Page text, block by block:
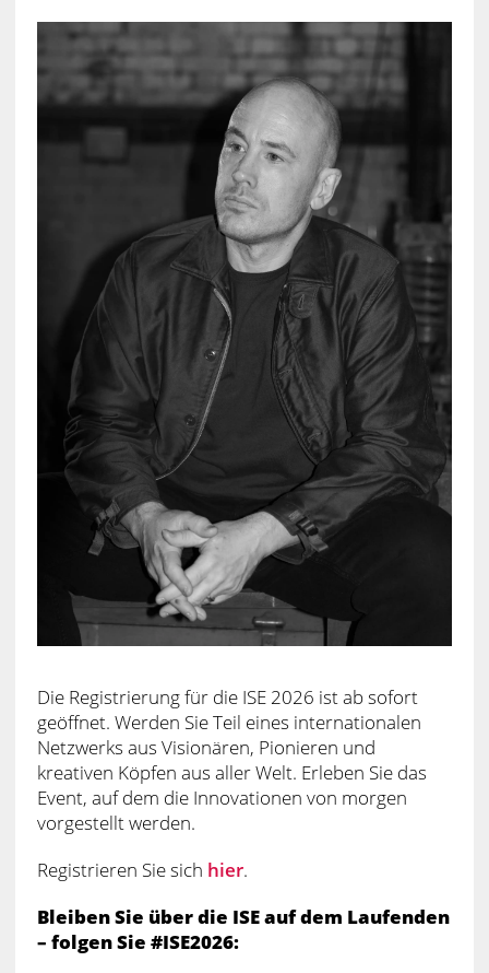
Die Registrierung für die ISE 2026 ist ab sofort
geöffnet. Werden Sie Teil eines internationalen
Netzwerks aus Visionären, Pionieren und
kreativen Köpfen aus aller Welt. Erleben Sie das
Event, auf dem die Innovationen von morgen
vorgestellt werden.
Registrieren Sie sich hier.
Bleiben Sie über die ISE auf dem Laufenden
– folgen Sie #ISE2026: